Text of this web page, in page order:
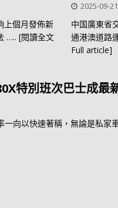
上個月發佈新
….. [閱讀全文
2025-09-21
中国廣東省
通港澳道路
Full article]
特別班次巴士成最
向以快速著稱，無論是私家